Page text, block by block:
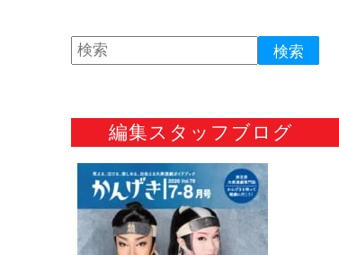
編集スタッフブログ